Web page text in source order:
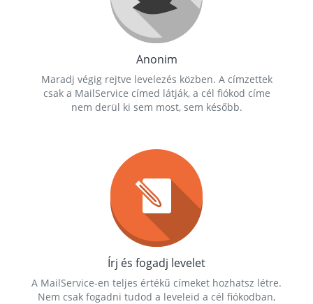
Anonim
Maradj végig rejtve levelezés közben. A címzettek
csak a MailService címed látják, a cél fiókod címe
nem derül ki sem most, sem később.
Írj és fogadj levelet
A MailService-en teljes értékű címeket hozhatsz létre.
Nem csak fogadni tudod a leveleid a cél fiókodban,